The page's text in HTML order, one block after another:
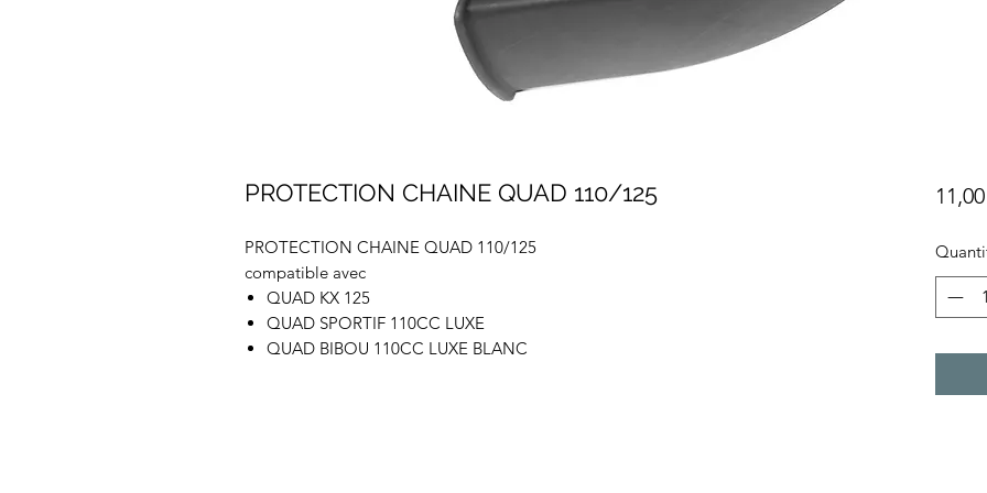
PROTECTION CHAINE QUAD 110/125
PROTECTION CHAINE QUAD 110/125
compatible avec
QUAD KX 125
QUAD SPORTIF 110CC LUXE
QUAD BIBOU 110CC LUXE BLANC